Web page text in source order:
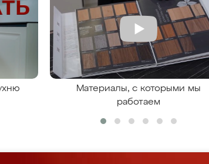
Материалы, с которыми мы
работаем